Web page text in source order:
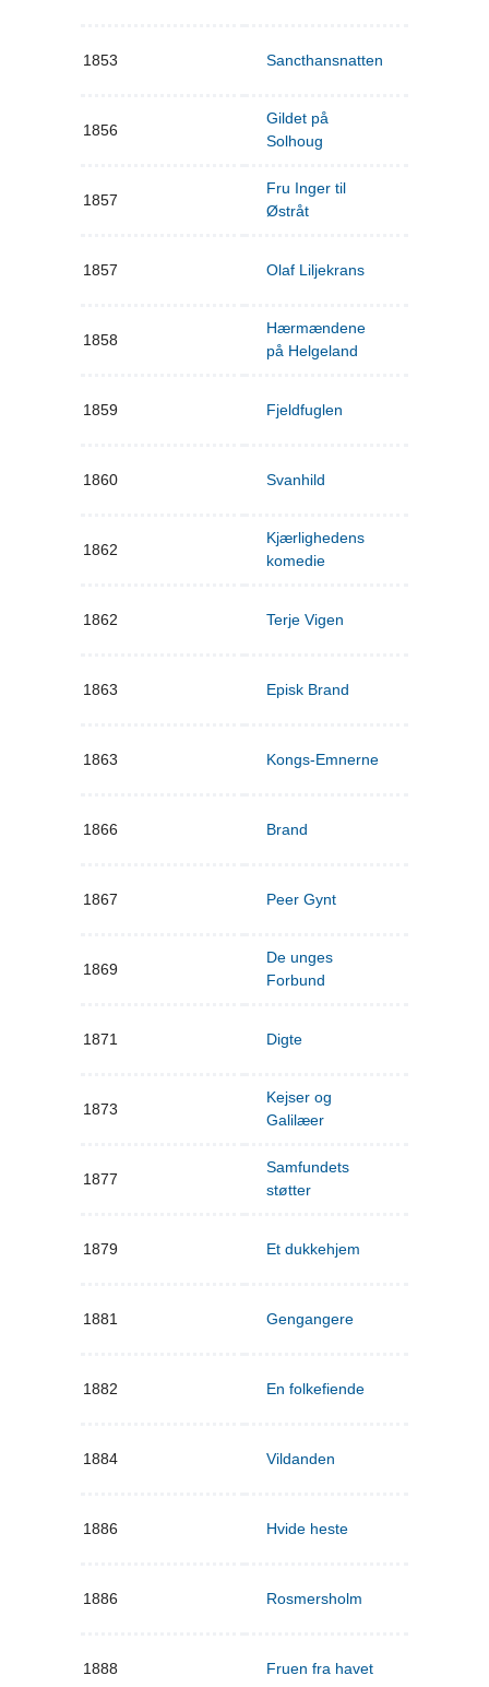
1853 Sancthansnatten
1856
Gildet på
Solhoug
1857
Fru Inger til
Østråt
1857 Olaf Liljekrans
1858
Hærmændene
på Helgeland
1859 Fjeldfuglen
1860 Svanhild
1862
Kjærlighedens
komedie
1862 Terje Vigen
1863 Episk Brand
1863 Kongs-Emnerne
1866 Brand
1867 Peer Gynt
1869
De unges
Forbund
1871 Digte
1873
Kejser og
Galilæer
1877
Samfundets
støtter
1879 Et dukkehjem
1881 Gengangere
1882 En folkefiende
1884 Vildanden
1886 Hvide heste
1886 Rosmersholm
1888 Fruen fra havet